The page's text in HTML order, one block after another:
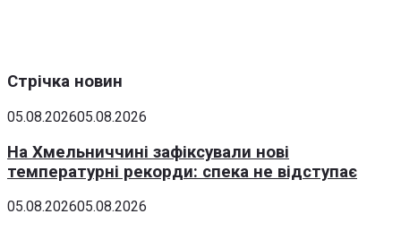
Стрічка новин
05.08.202605.08.2026
На Хмельниччині зафіксували нові
температурні рекорди: спека не відступає
05.08.202605.08.2026